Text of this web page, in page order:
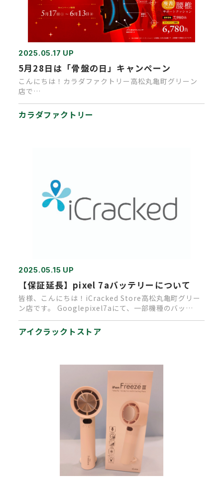
2025.05.17 UP
5月28日は「骨盤の日」キャンペーン
こんにちは！カラダファクトリー高松丸亀町グリーン
店で
す！
…
カラダファクトリー
2025.05.15 UP
【保証延長】pixel 7aバッテリーについて
皆様、こんにちは！iCracked Store高松丸亀町グリー
ン店です。 Googlepixel7aにて、一部機種のバッ…
アイクラックトストア